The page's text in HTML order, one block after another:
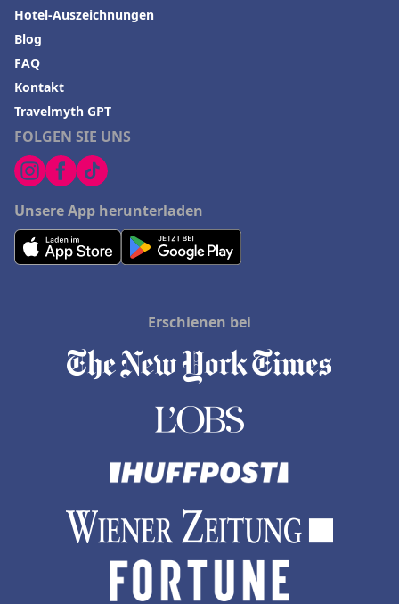
FOLGEN SIE UNS
Unsere App herunterladen
Hotel-Auszeichnungen
Blog
FAQ
Kontakt
Travelmyth GPT
Erschienen bei